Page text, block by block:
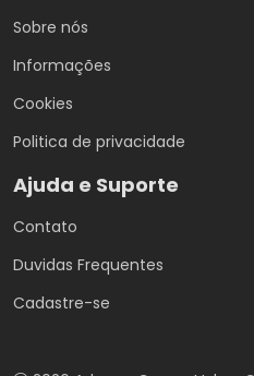
Sobre nós
Informações
Cookies
Politica de privacidade
Ajuda e Suporte
Contato
Duvidas Frequentes
Cadastre-se